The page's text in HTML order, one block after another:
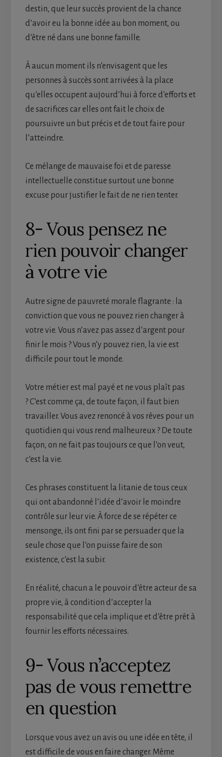
destin, que leur succès provient de la chance
d’avoir eu la bonne idée au bon moment, ou
d’être né dans une bonne famille.
À aucun moment ils n’envisagent que les
personnes à succès sont arrivées à la place
qu’elles occupent aujourd’hui à force d’efforts et
de sacrifices car elles ont fait le choix de
poursuivre un but précis et de tout faire pour
l’atteindre.
Ce mélange de mauvaise foi et de paresse
intellectuelle constitue surtout une bonne
excuse pour justifier le fait de ne rien tenter.
8- Vous pensez ne
rien pouvoir changer
à votre vie
Autre signe de pauvreté morale flagrante : la
conviction que vous ne pouvez rien changer à
votre vie. Vous n’avez pas assez d’argent pour
finir le mois ? Vous n’y pouvez rien, la vie est
difficile pour tout le monde.
Votre métier est mal payé et ne vous plaît pas
? C’est comme ça, de toute façon, il faut bien
travailler. Vous avez renoncé à vos rêves pour un
quotidien qui vous rend malheureux ? De toute
façon, on ne fait pas toujours ce que l’on veut,
c’est la vie.
Ces phrases constituent la litanie de tous ceux
qui ont abandonné l’idée d’avoir le moindre
contrôle sur leur vie. À force de se répéter ce
mensonge, ils ont fini par se persuader que la
seule chose que l’on puisse faire de son
existence, c’est la subir.
En réalité, chacun a le pouvoir d’être acteur de sa
propre vie, à condition d’accepter la
responsabilité que cela implique et d’être prêt à
fournir les efforts nécessaires.
9- Vous n’acceptez
pas de vous remettre
en question
Lorsque vous avez un avis ou une idée en tête, il
est difficile de vous en faire changer. Même